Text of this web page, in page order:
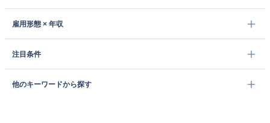
雇用形態 × 年収
注目条件
他のキーワードから探す